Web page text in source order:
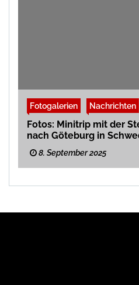
Fotogalerien Nachrichten
Fotos: Minitrip mit der
nach Göteburg in
8. September 2025